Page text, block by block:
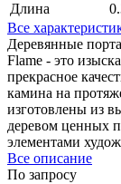
Длина
Все
Деревянные
Flame - это
прекрасное
камина на
изготовлены из
деревом ценных
элементами
Все описание
По запросу